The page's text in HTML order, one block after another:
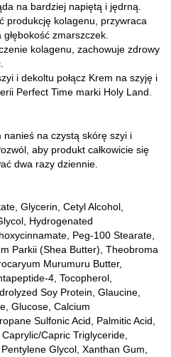
na bardziej napiętą i jędrną.
kolagenu, przywraca
zmarszczek.
kolagenu, zachowuje zdrowy
i dekoltu połącz Krem na szyję i
Perfect Time marki Holy Land.
na czystą skórę szyi i
aby produkt całkowicie się
dwa razy dziennie.
Glycerin, Cetyl Alcohol,
Hydrogenated
Peg-100 Stearate,
Parkii (Shea Butter), Theobroma
Murumuru Butter,
4, Tocopherol,
Soy Protein, Glaucine,
Glucose, Calcium
Sulfonic Acid, Palmitic Acid,
Capric Triglyceride,
Glycol, Xanthan Gum,